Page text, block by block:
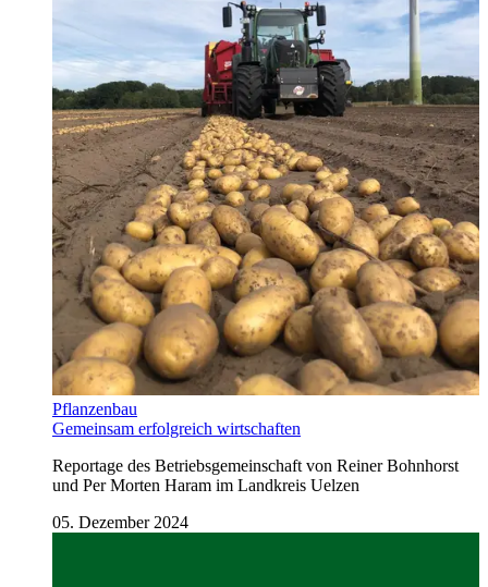
Pflanzenbau
Gemeinsam erfolgreich wirtschaften
Reportage des Betriebsgemeinschaft von Reiner Bohnhorst
und Per Morten Haram im Landkreis Uelzen
05. Dezember 2024